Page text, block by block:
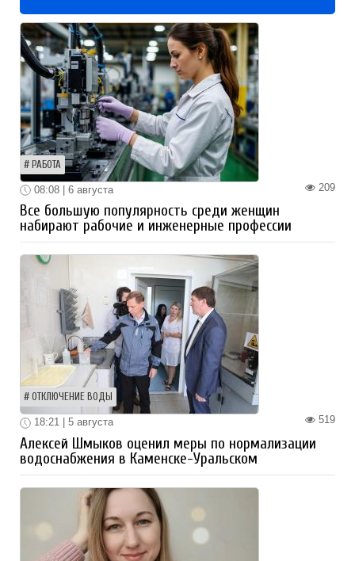
РАБОТА
209
08:08 | 6 августа
Все большую популярность среди женщин
набирают рабочие и инженерные профессии
ОТКЛЮЧЕНИЕ ВОДЫ
519
18:21 | 5 августа
Алексей Шмыков оценил меры по нормализации
водоснабжения в Каменске-Уральском